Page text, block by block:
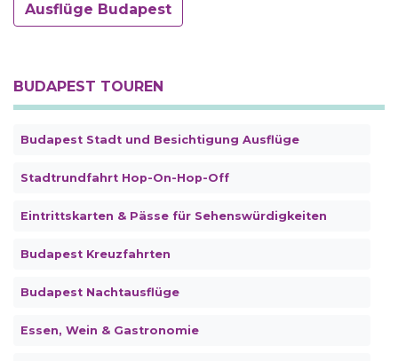
Ausflüge Budapest
BUDAPEST TOUREN
Budapest Stadt und Besichtigung Ausflüge
Stadtrundfahrt Hop-On-Hop-Off
Eintrittskarten & Pässe für Sehenswürdigkeiten
Budapest Kreuzfahrten
Budapest Nachtausflüge
Essen, Wein & Gastronomie